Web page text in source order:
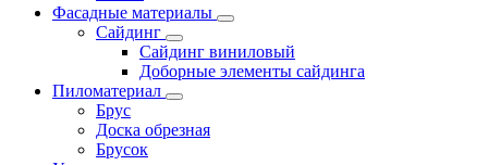
Фасадные материалы
Сайдинг
Сайдинг виниловый
Доборные элементы сайдинга
Пиломатериал
Брус
Доска обрезная
Брусок